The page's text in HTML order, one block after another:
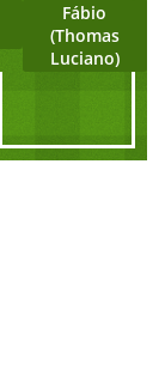
Fábio
(Thomas
Luciano)